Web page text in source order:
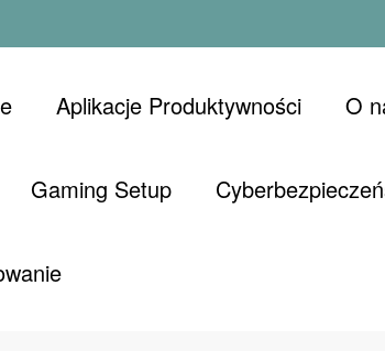
Aplikacje Produktywności O
Gaming Setup